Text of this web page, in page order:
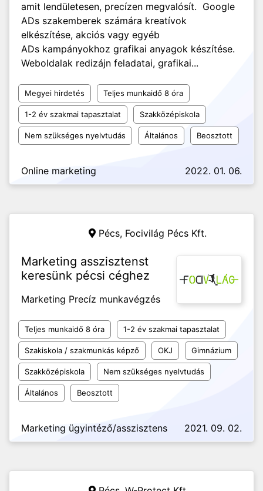
amit lendületesen, precízen megvalósít. Google
ADs szakemberek számára kreatívok
elkészítése, akciós vagy egyéb
ADs kampányokhoz grafikai anyagok készítése.
Weboldalak redizájn feladatai, grafikai...
Megyei hirdetés Teljes munkaidő 8 óra
1-2 év szakmai tapasztalat Szakközépiskola
Nem szükséges nyelvtudás Általános Beosztott
Online marketing 2022. 01. 06.
Pécs, Focivilág Pécs Kft.
Marketing asszisztenst
keresünk pécsi céghez
Marketing Precíz munkavégzés
Teljes munkaidő 8 óra 1-2 év szakmai tapasztalat
Szakiskola / szakmunkás képző OKJ Gimnázium
Szakközépiskola Nem szükséges nyelvtudás
Általános Beosztott
Marketing ügyintéző/asszisztens 2021. 09. 02.